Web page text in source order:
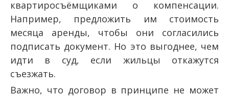
квартиросъёмщиками о компенсации.
Например, предложить им стоимость
месяца аренды, чтобы они согласились
подписать документ. Но это выгоднее, чем
идти в суд, если жильцы откажутся
съезжать.
Важно, что договор в принципе не может